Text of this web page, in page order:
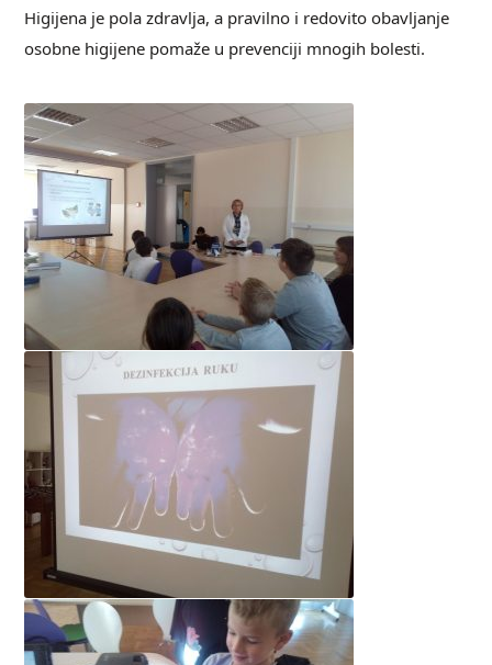
Higijena je pola zdravlja, a pravilno i redovito obavljanje
osobne higijene pomaže u prevenciji mnogih bolesti.